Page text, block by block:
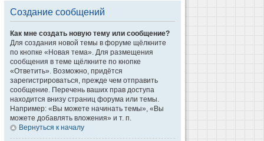
Создание сообщений
Как мне создать новую тему или сообщение?
Для создания новой темы в форуме щёлкните
по кнопке «Новая тема». Для размещения
сообщения в теме щёлкните по кнопке
«Ответить». Возможно, придётся
зарегистрироваться, прежде чем отправить
сообщение. Перечень ваших прав доступа
находится внизу страниц форума или темы.
Например: «Вы можете начинать темы», «Вы
можете добавлять вложения» и т. п.
Вернуться к началу